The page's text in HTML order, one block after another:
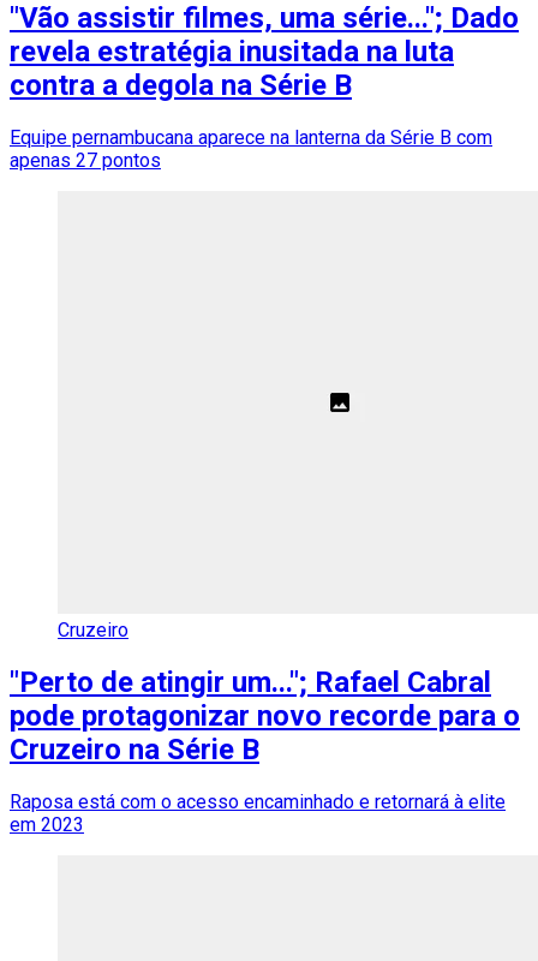
"Vão assistir filmes, uma série..."; Dado
revela estratégia inusitada na luta
contra a degola na Série B
Equipe pernambucana aparece na lanterna da Série B com
apenas 27 pontos
Cruzeiro
"Perto de atingir um..."; Rafael Cabral
pode protagonizar novo recorde para o
Cruzeiro na Série B
Raposa está com o acesso encaminhado e retornará à elite
em 2023